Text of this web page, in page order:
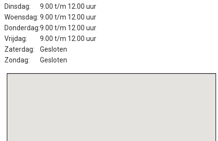
Dinsdag:
9.00 t/m 12.00 uur
Woensdag: 9.00 t/m 12.00 uur
Donderdag:9.00 t/m 12.00 uur
Vrijdag:
9.00 t/m 12.00 uur
Zaterdag:
Gesloten
Zondag:
Gesloten